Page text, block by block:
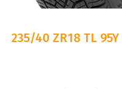
235/40 ZR18 TL 95Y